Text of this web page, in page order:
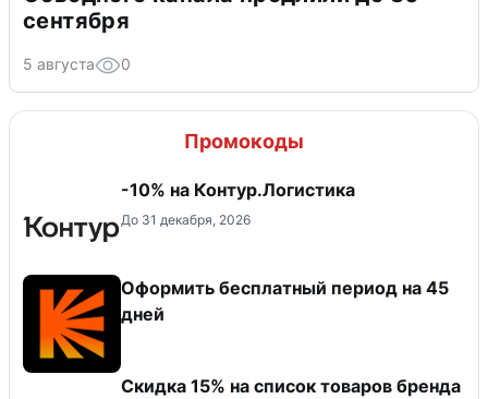
сентября
5 августа 0
Промокоды
-10% на Контур.Логистика
До 31 декабря, 2026
Оформить бесплатный период на 45
дней
Скидка 15% на список товаров бренда